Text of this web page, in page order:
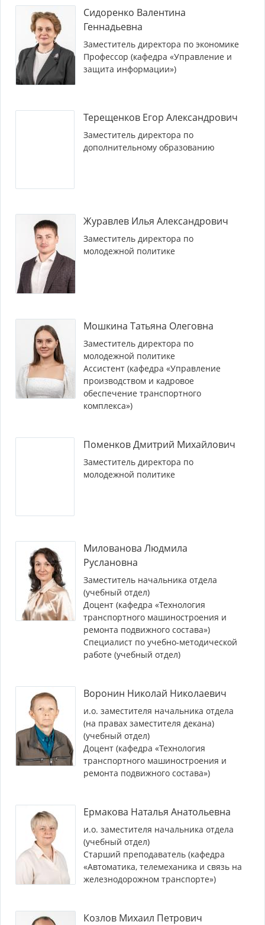
Сидоренко Валентина
Геннадьевна
Заместитель директора по экономике
Профессор (кафедра «Управление и
защита информации»)
Терещенков Егор Александрович
Заместитель директора по
дополнительному образованию
Журавлев Илья Александрович
Заместитель директора по
молодежной политике
Мошкина Татьяна Олеговна
Заместитель директора по
молодежной политике
Ассистент (кафедра «Управление
производством и кадровое
обеспечение транспортного
комплекса»)
Поменков Дмитрий Михайлович
Заместитель директора по
молодежной политике
Милованова Людмила
Руслановна
Заместитель начальника отдела
(учебный отдел)
Доцент (кафедра «Технология
транспортного машиностроения и
ремонта подвижного состава»)
Специалист по учебно-методической
работе (учебный отдел)
Воронин Николай Николаевич
и.о. заместителя начальника отдела
(на правах заместителя декана)
(учебный отдел)
Доцент (кафедра «Технология
транспортного машиностроения и
ремонта подвижного состава»)
Ермакова Наталья Анатольевна
и.о. заместителя начальника отдела
(учебный отдел)
Старший преподаватель (кафедра
«Автоматика, телемеханика и связь на
железнодорожном транспорте»)
Козлов Михаил Петрович